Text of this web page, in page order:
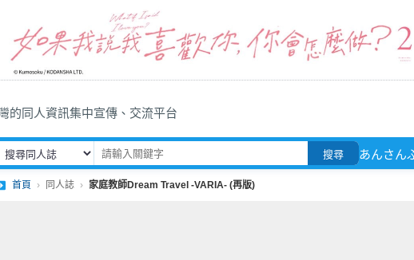
的同人資訊集中宣傳、交流平台
搜尋 あんさん
首頁 同人誌 家庭教師Dream Travel -VARIA- (再版)